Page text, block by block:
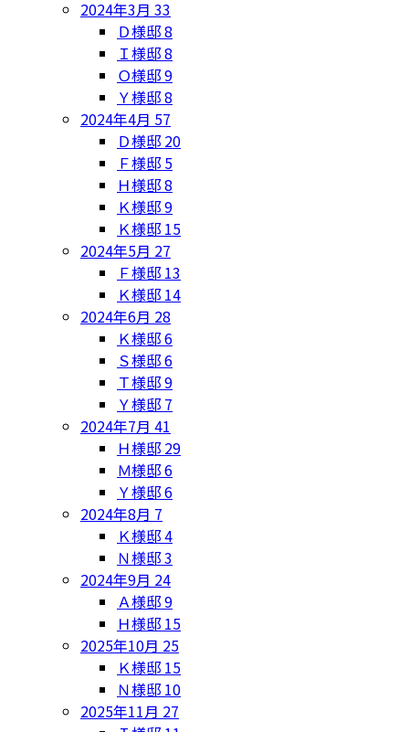
2024年3月 33
Ｄ様邸8
Ｉ様邸8
Ｏ様邸9
Ｙ様邸8
2024年4月 57
Ｄ様邸 20
Ｆ様邸 5
Ｈ様邸8
Ｋ様邸9
Ｋ様邸 15
2024年5月 27
Ｆ様邸 13
Ｋ様邸 14
2024年6月 28
Ｋ様邸6
Ｓ様邸6
Ｔ様邸9
Ｙ様邸 7
2024年7月 41
Ｈ様邸 29
Ｍ様邸6
Ｙ様邸6
2024年8月 7
Ｋ様邸4
Ｎ様邸3
2024年9月 24
Ａ様邸9
Ｈ様邸 15
2025年10月 25
Ｋ様邸 15
Ｎ様邸 10
2025年11月 27